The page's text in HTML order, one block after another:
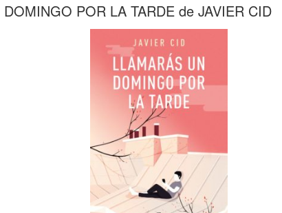
POR LA TARDE de JAVIER CID